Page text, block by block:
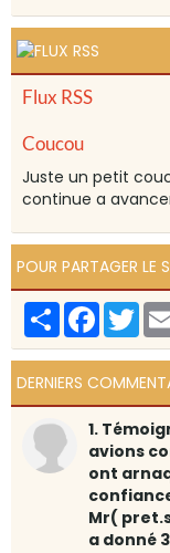
Flux RSS
Coucou
Juste un petit
continue a
POUR PARTAGER LE
Partager
DERNIERS
1.
avions
ont
Mr(
a donné